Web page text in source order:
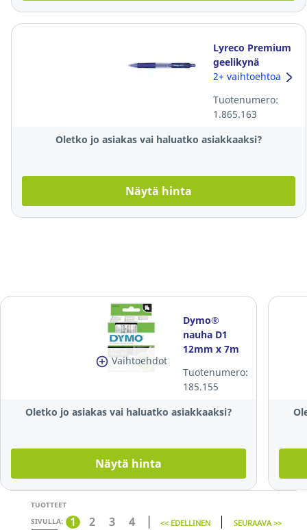
Lyreco Premium
geelikynä
mekanismilla
2+ vaihtoehtoa
Tuotenumero:
1.865.163
Oletko jo asiakas vai haluatko asiakkaaksi?
Näytä hinta
Vaihtoehdot
Dymo®
nauha D1
12mm x 7m
Tuotenumero:
185.155
Oletko jo asiakas vai haluatko asiakkaaksi?
Näytä hinta
TUOTTEET
SIVULLA:
1 2 3 4 << EDELLINEN SEURAAVA >>